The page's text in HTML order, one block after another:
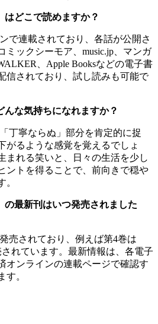
はどこで読めますか？
で連載されており、各話が公開さ
ミックシーモア、music.jp、マンガ
、Apple Booksなどの電子書
信されており、試し読みも可能で
な気持ちになれますか？
丁寧ならぬ」部分を肯定的に捉
がるような感覚を覚えるでしょ
まれる笑いと、日々の生活を少し
ントを得ることで、前向きで穏や
。
の最新刊はいつ発売されました
売されており、例えば第4巻は
されています。最新情報は、各電子
オンラインの連載ページで確認す
す。